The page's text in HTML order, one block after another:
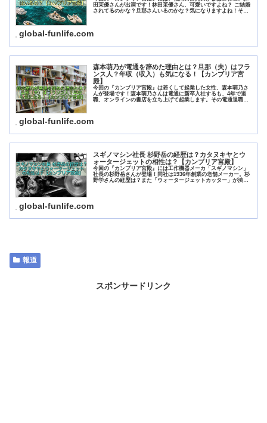
田茉優さんが出演です！林田茉優さん、可愛いですよね？ ご結婚
されてるのかな？旦那さんいるのかな？気になりますよね！そん
global-funlife.com
森本萌乃が電通を辞めた理由とは？旦那（夫）はフラ
ンス人？年収（収入）も気になる！【カンブリア宮
殿】
今回の『カンブリア宮殿』は若くして起業した女性、森本萌乃さ
んが登場です！森本萌乃さんは電通に新卒入社するも、4年で退
職、オンラインの書店を立ち上げて起業します。その電通退職の
global-funlife.com
スギノマシン社長 杉野岳の経歴は？カタヌキヤとウ
ォータージェットの相性は？【カンブリア宮殿】
今回の『カンブリア宮殿』には工作機器メーカ「スギノマシン」
社長の杉野岳さんが登場！同社は1936年創業の老舗メーカー。杉
野学さんの経歴は？また「ウォータージェットカッター」が渋谷
global-funlife.com
報道
スポンサードリンク